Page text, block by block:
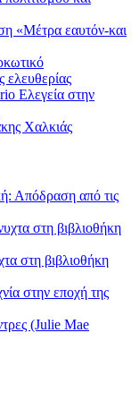
«Μέτρα εαυτόν-και
ελευθερίας
Ελεγεία στην
Χαλκιάς
Απόδραση από τις
στη βιβλιοθήκη
στη βιβλιοθήκη
στην εποχή της
(Julie Mae